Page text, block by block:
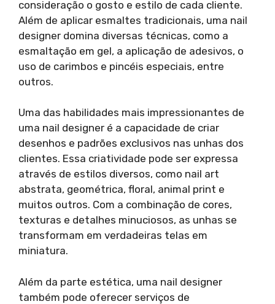
consideração o gosto e estilo de cada cliente.
Além de aplicar esmaltes tradicionais, uma nail
designer domina diversas técnicas, como a
esmaltação em gel, a aplicação de adesivos, o
uso de carimbos e pincéis especiais, entre
outros.
Uma das habilidades mais impressionantes de
uma nail designer é a capacidade de criar
desenhos e padrões exclusivos nas unhas dos
clientes. Essa criatividade pode ser expressa
através de estilos diversos, como nail art
abstrata, geométrica, floral, animal print e
muitos outros. Com a combinação de cores,
texturas e detalhes minuciosos, as unhas se
transformam em verdadeiras telas em
miniatura.
Além da parte estética, uma nail designer
também pode oferecer serviços de